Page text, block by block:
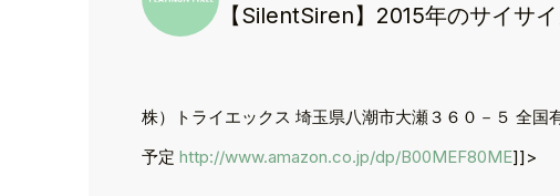
【SilentSiren】2015年のサイサ
株）トライエックス 埼玉県八潮市大瀬３６０－５ 全
予定 http://www.amazon.co.jp/dp/B00MEF80ME]]>